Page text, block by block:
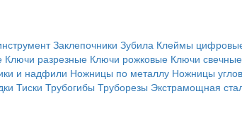
Заклепочники Зубила Клеймы
Ключи разрезные Ключи рожковые Ключи свечные
и надфили Ножницы по металлу Ножницы
Тиски Трубогибы Труборезы Экстрамощная